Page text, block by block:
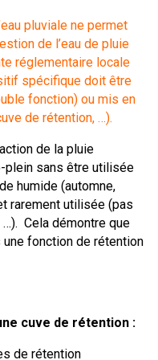
pluviale ne permet
de l’eau de pluie
réglementaire locale
spécifique doit être
fonction) ou mis en
de rétention, …).
de la pluie
plein sans être utilisée
humide (automne,
rarement utilisée (pas
…). Cela démontre que
une fonction de rétention
cuve de rétention :
de rétention